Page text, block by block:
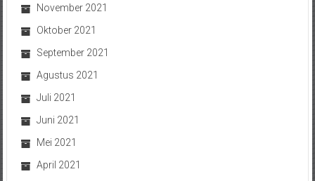
November 2021
Oktober 2021
September 2021
Agustus 2021
Juli 2021
Juni 2021
Mei 2021
April 2021